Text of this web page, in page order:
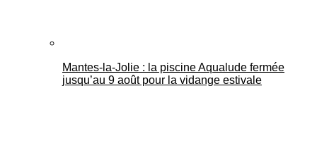
Mantes-la-Jolie : la piscine Aqualude fermée
jusqu’au 9 août pour la vidange estivale